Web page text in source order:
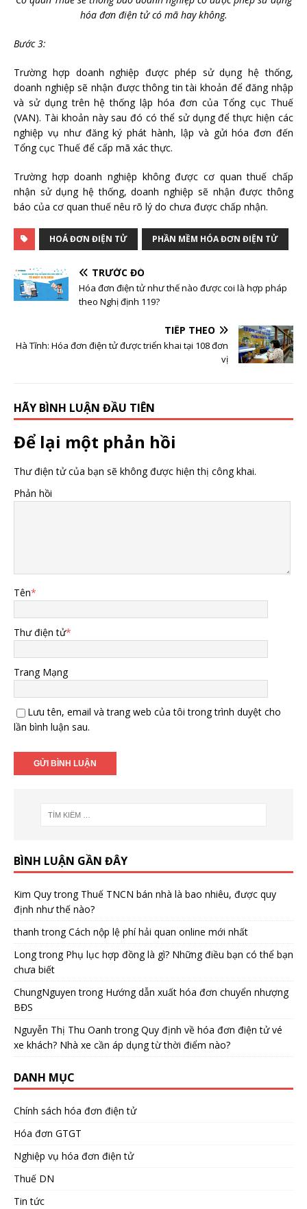
hóa đơn điện tử có mã hay không.
Bước 3:
Trường hợp doanh nghiệp được phép sử dụng hệ thống,
doanh nghiệp sẽ nhận được thông tin tài khoản để đăng nhập
và sử dụng trên hệ thống lập hóa đơn của Tổng cục Thuế
(VAN). Tài khoản này sau đó có thể sử dụng để thực hiện các
nghiệp vụ như đăng ký phát hành, lập và gửi hóa đơn đến
Tổng cục Thuế để cấp mã xác thực.
Trường hợp doanh nghiệp không được cơ quan thuế chấp
nhận sử dụng hệ thống, doanh nghiệp sẽ nhận được thông
báo của cơ quan thuế nêu rõ lý do chưa được chấp nhận.
HOÁ ĐƠN ĐIỆN TỬ PHẦN MỀM HÓA ĐƠN ĐIỆN TỬ
TRƯỚC ĐÓ
Hóa đơn điện tử như thế nào được coi là hợp pháp
theo Nghị định 119?
TIẾP THEO
Hà Tĩnh: Hóa đơn điện tử được triển khai tại 108 đơn
vị
HÃY BÌNH LUẬN ĐẦU TIÊN
Để lại một phản hồi
Thư điện tử của bạn sẽ không được hiện thị công khai.
Phản hồi
Tên*
Thư điện tử*
Trang Mạng
Lưu tên, email và trang web của tôi trong trình duyệt cho
lần bình luận sau.
BÌNH LUẬN GẦN ĐÂY
Kim Quytrong Thuế TNCN bán nhà là bao nhiêu, được quy
định như thế nào?
thanh trongCách nộp lệ phí hải quan online mới nhất
Longtrong Phụ lục hợp đồng là gì? Những điều bạn có thể bạn
chưa biết
ChungNguyen trong Hướng dẫn xuất hóa đơn chuyển nhượng
BĐS
Nguyễn Thị Thu Oanh trongQuy định về hóa đơn điện tử vé
xe khách? Nhà xe cần áp dụng từ thời điểm nào?
DANH MỤC
Chính sách hóa đơn điện tử
Hóa đơn GTGT
Nghiệp vụ hóa đơn điện tử
Thuế DN
Tin tức